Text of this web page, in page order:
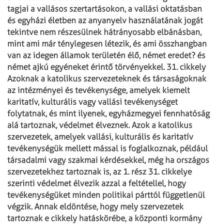
tagjai a vallásos szertartásokon,a vallási oktatásban
és egyházi életben az anyanyelv használatának jogát
tekintve nem részesülnek hátrányosabb elbánásban,
mint ami már ténylegesen létezik, és ami összhangban
van az idegen államok területén élő, német eredet? és
német ajkú egyéneket érintő törvényekkel. 31. cikkely
Azoknak a katolikus szervezeteknek és társaságoknak
az intézményei és tevékenysége,amelyek kiemelt
karitatív, kulturális vagy vallási tevékenységet
folytatnak, és mint ilyenek, egyházmegyei fennhatóság
alá tartoznak, védelmet élveznek.Azok a katolikus
szervezetek, amelyek vallási, kulturális és karitatív
tevékenységük mellett mással is foglalkoznak, például
társadalmi vagy szakmai kérdésekkel, még ha országos
szervezetekhez tartoznak is, az 1. rész 31. cikkelye
szerinti védelmet élvezik azzal a feltétellel, hogy
tevékenységüket minden politikai párttól függetlenül
végzik.Annak eldöntése, hogy mely szervezetek
tartoznak e cikkely hatáskörébe, a központi kormány